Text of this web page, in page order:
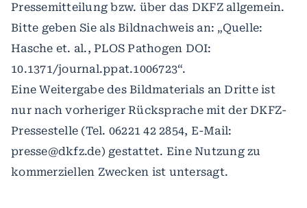
Pressemitteilung bzw. über das DKFZ allgemein.
Bitte geben Sie als Bildnachweis an: „Quelle:
Hasche et. al., PLOS Pathogen DOI:
10.1371/journal.ppat.1006723“.
Eine Weitergabe des Bildmaterials an Dritte ist
nur nach vorheriger Rücksprache mit der DKFZ-
Pressestelle (Tel. 06221 42 2854, E-Mail:
presse@dkfz.de) gestattet. Eine Nutzung zu
kommerziellen Zwecken ist untersagt.